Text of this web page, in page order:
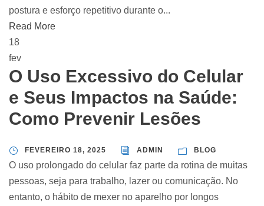
postura e esforço repetitivo durante o...
Read More
18
fev
O Uso Excessivo do Celular
e Seus Impactos na Saúde:
Como Prevenir Lesões
FEVEREIRO 18, 2025 ADMIN BLOG
O uso prolongado do celular faz parte da rotina de muitas
pessoas, seja para trabalho, lazer ou comunicação. No
entanto, o hábito de mexer no aparelho por longos